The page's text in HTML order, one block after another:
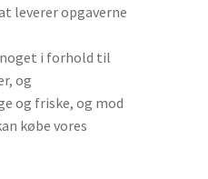
leverer opgaverne
i forhold til
og
og friske, og mod
købe vores